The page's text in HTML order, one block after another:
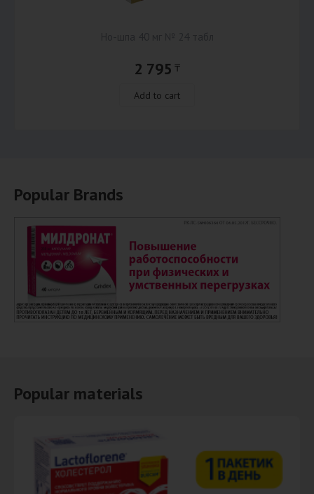
2 795 ₸
Add to cart
Popular Brands
Popular materials